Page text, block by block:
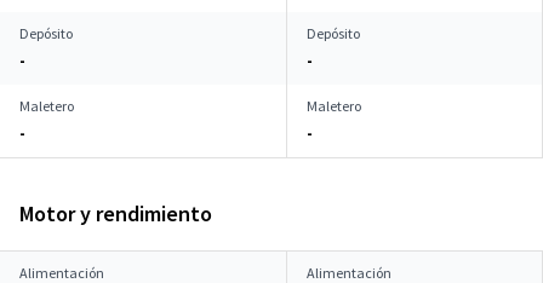
Depósito
-
Depósito
-
Maletero
-
Maletero
-
Motor y rendimiento
Alimentación Alimentación